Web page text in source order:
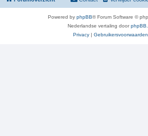
Powered by phpBB® Forum Software ©
Nederlandse vertaling door
Privacy | Gebruikersvoorwaarden